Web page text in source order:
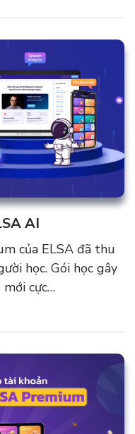
AI
của ELSA đã thu
học. Gói học gây
cực…